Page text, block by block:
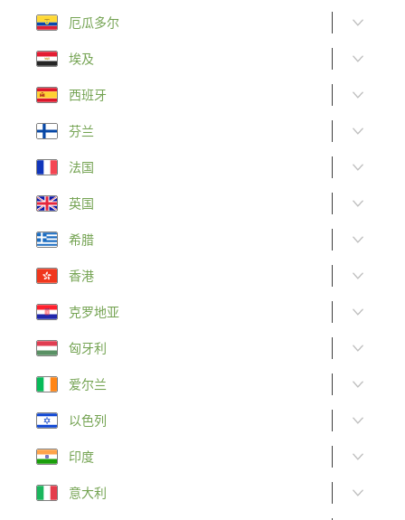
厄瓜多尔
埃及
西班牙
芬兰
法国
英国
希腊
香港
克罗地亚
匈牙利
爱尔兰
以色列
印度
意大利